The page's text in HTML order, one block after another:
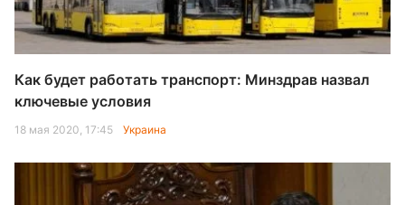
Как будет работать транспорт: Минздрав назвал
ключевые условия
18 мая 2020, 17:45 Украина